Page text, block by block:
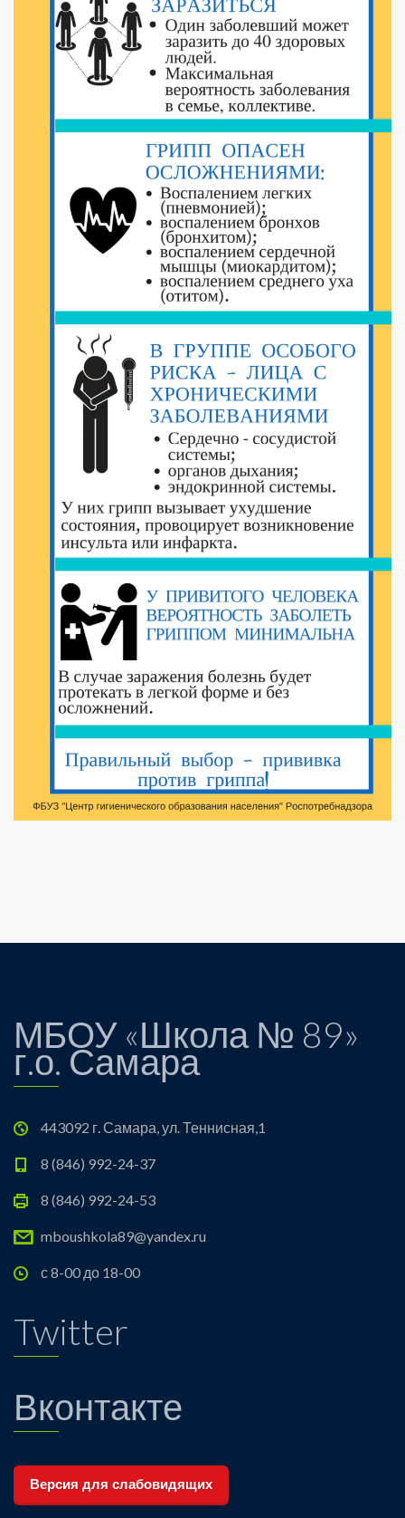
МБОУ «Школа № 89»
г.о. Самара
443092 г. Самара, ул. Теннисная,1
8 (846) 992-24-37
8 (846) 992-24-53
mboushkola89@yandex.ru
с 8-00 до 18-00
Twitter
Вконтакте
Версия для слабовидящих